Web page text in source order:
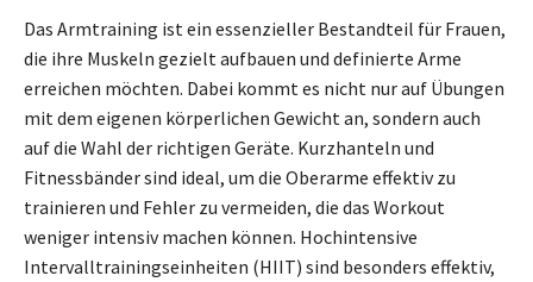
Das Armtraining ist ein essenzieller Bestandteil für Frauen,
die ihre Muskeln gezielt aufbauen und definierte Arme
erreichen möchten. Dabei kommt es nicht nur auf Übungen
mit dem eigenen körperlichen Gewicht an, sondern auch
auf die Wahl der richtigen Geräte. Kurzhanteln und
Fitnessbänder sind ideal, um die Oberarme effektiv zu
trainieren und Fehler zu vermeiden, die das Workout
weniger intensiv machen können. Hochintensive
Intervalltrainingseinheiten (HIIT) sind besonders effektiv,